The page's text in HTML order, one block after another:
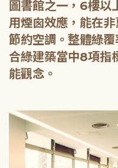
圖書館之一，6樓以
用煙囪效應，能在
節約空調。整體綠
合綠建築當中8項指
能觀念。